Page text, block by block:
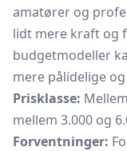
amatører og
lidt mere kraft og
budgetmodeller
mere pålidelige
Prisklasse:
mellem 3.000 og
Forventninger: